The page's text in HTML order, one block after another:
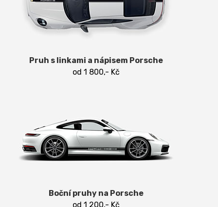
Pruh s linkami a nápisem Porsche
od 1 800,- Kč
Boční pruhy na Porsche
od 1 200,- Kč